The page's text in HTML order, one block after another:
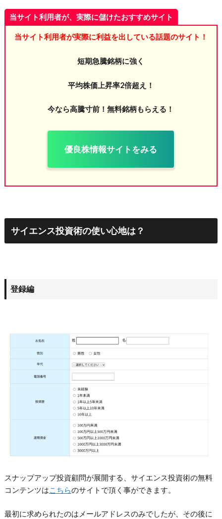
当サイト利用者が、実際に儲けたおすすめサイト
当サイト利用者が実際に利益を出している話題のサイト！
短期急騰銘柄に強く
平均株価上昇率2倍超え！
今なら高騰寸前！無料銘柄もらえる！
優良株情報サイトをみる
サイエンス投資術の使い心地は？
登録編
スナップアップ投資顧問が展開する、サイエンス投資術の無料
コンテンツは こちらのサイトで頂く事ができます。
最初に求められたのはメールアドレスのみでしたが、その後に